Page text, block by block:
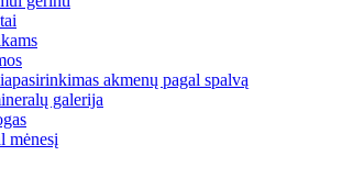
pasirinkimas akmenų pagal spalvą
galerija
mėnesį